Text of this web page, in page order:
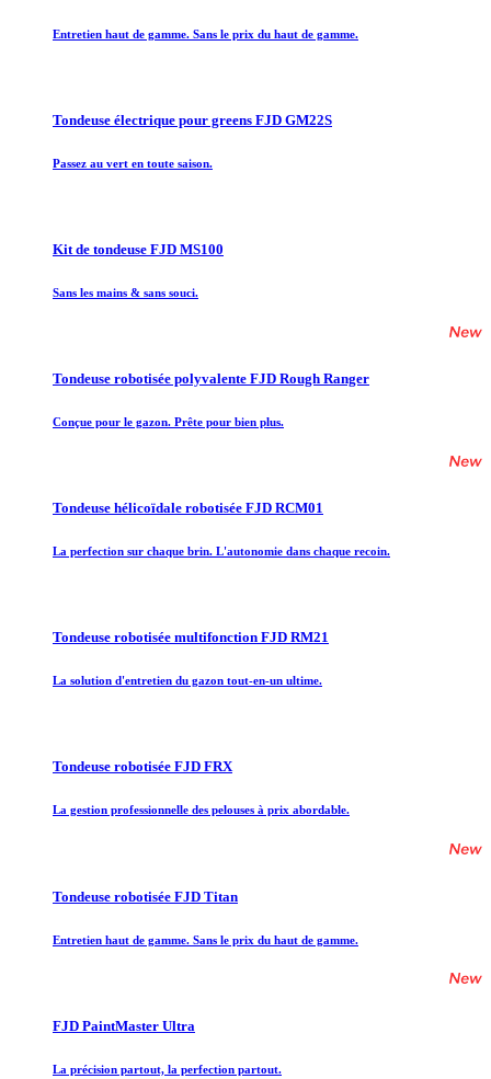
Entretien haut de gamme. Sans le prix du haut de gamme.
Tondeuse électrique pour greens FJD GM22S
Passez au vert en toute saison.
Kit de tondeuse FJD MS100
Sans les mains & sans souci.
Tondeuse robotisée polyvalente FJD Rough Ranger
Conçue pour le gazon. Prête pour bien plus.
Tondeuse hélicoïdale robotisée FJD RCM01
La perfection sur chaque brin. L'autonomie dans chaque recoin.
Tondeuse robotisée multifonction FJD RM21
La solution d'entretien du gazon tout-en-un ultime.
Tondeuse robotisée FJD FRX
La gestion professionnelle des pelouses à prix abordable.
Tondeuse robotisée FJD Titan
Entretien haut de gamme. Sans le prix du haut de gamme.
FJD PaintMaster Ultra
La précision partout, la perfection partout.